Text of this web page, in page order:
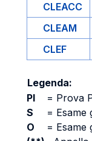
CLEACC
CLEAM
CLEF
Legenda:
PI
= Prova
S
= Esame
O
= Esame